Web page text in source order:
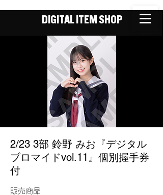
DIGITAL ITEM SHOP
2/23 3部 鈴野 みお『デジタル
ブロマイドvol.11』個別握手券
付
販売商品